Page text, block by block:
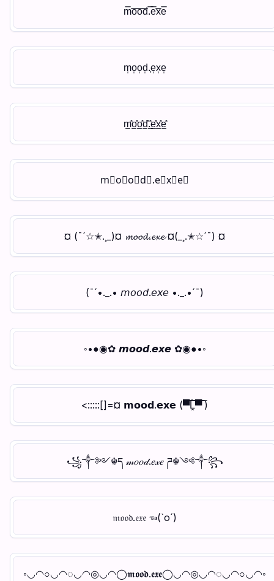
m̿o̿o̿d̿.̿e̿x̿e̿
m͎o͎o͎d͎.͎e͎x͎e͎
m͇̽o͇̽o͇̽d͇̽.͇̽e͇̽x͇̽e͇̽
m⃣o⃣o⃣d⃣.e⃣x⃣e⃣
¤ (¯´☆✭.¸_)¤ 𝓶𝓸𝓸𝓭.𝓮𝔁𝓮 ¤(_¸.✭☆´¯) ¤
(¯´•._.• 𝘮𝘰𝘰𝘥.𝘦𝘹𝘦 •._.•´¯)
◦•●◉✿ 𝙢𝙤𝙤𝙙.𝙚𝙭𝙚 ✿◉●•◦
<:::::[]=¤ 𝗺𝗼𝗼𝗱.𝗲𝘅𝗲 (▀̿̿Ĺ̯̿̿▀̿ ̿)
꧁༒༻☬ད 𝓂𝑜𝑜𝒹.𝑒𝓍𝑒 ཌ☬༺༒꧂
𝔪𝔬𝔬𝔡.𝔢𝔵𝔢 ☜(`o´)
◦◡◠○◡◠◌◡◠◎◡◠◯𝖒𝖔𝖔𝖉.𝖊𝖝𝖊◯◡◠◎◡◠◌◡◠○◡◠◦